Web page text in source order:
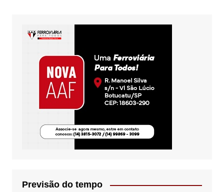
Previsão do tempo